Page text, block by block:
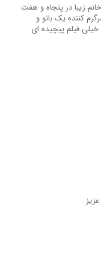
زیبا در پنجاه و هفت
کننده یک بانو و
فیلم پیچیده ای